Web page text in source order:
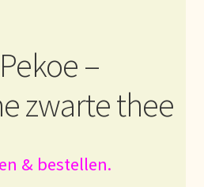
de gros de thé !
–
zwarte thee
& bestellen.